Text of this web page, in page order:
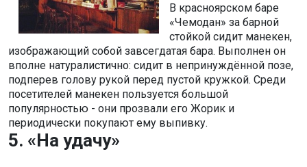
В красноярском баре
«Чемодан» за барной
стойкой сидит манекен,
изображающий собой завсегдатая бара. Выполнен он
вполне натуралистично: сидит в непринуждённой позе,
подперев голову рукой перед пустой кружкой. Среди
посетителей манекен пользуется большой
популярностью - они прозвали его Жорик и
периодически покупают ему выпивку.
5. «На удачу»